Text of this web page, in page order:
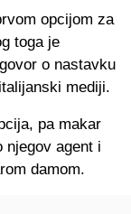
opcijom za
toga je
o nastavku
mediji.
pa makar
njegov agent i
damom.